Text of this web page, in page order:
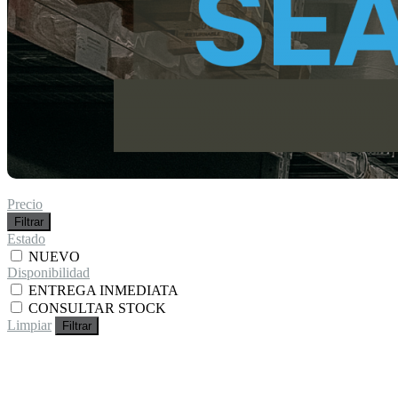
Precio
Filtrar
Estado
NUEVO
Disponibilidad
ENTREGA INMEDIATA
CONSULTAR STOCK
Limpiar
Filtrar